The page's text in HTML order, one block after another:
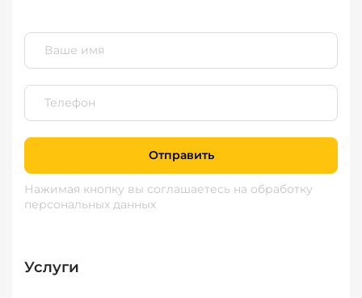
Отправить
Нажимая кнопку вы соглашаетесь на обработку
персональных данных
Услуги